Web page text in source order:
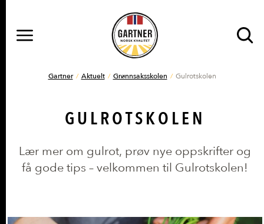
DU ER HER
Gartner Aktuelt Grønnsaksskolen Gulrotskolen
GULROTSKOLEN
Lær mer om gulrot, prøv nye oppskrifter og
få gode tips – velkommen til Gulrotskolen!